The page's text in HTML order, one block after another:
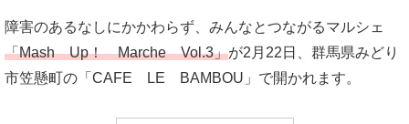
障害のあるなしにかかわらず、みんなとつながるマルシェ
「Mash Up！ Marche Vol.3」が2月22日、群馬県みどり
市笠懸町の「CAFE LE BAMBOU」で開かれます。